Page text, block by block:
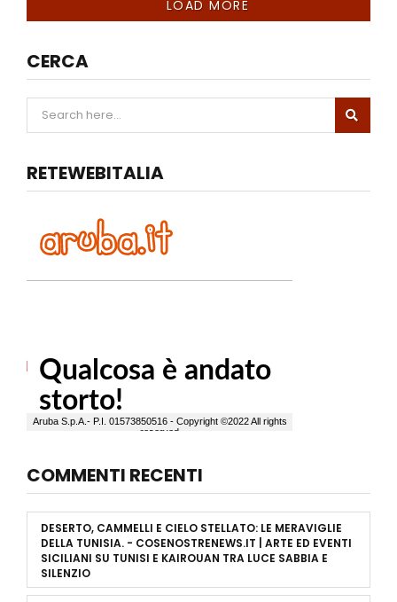
LOAD MORE
CERCA
RETEWEBITALIA
COMMENTI RECENTI
DESERTO, CAMMELLI E CIELO STELLATO: LE MERAVIGLIE
DELLA TUNISIA. - COSENOSTRENEWS.IT | ARTE ED EVENTI
SICILIANI SU TUNISI E KAIROUAN TRA LUCE SABBIA E
SILENZIO